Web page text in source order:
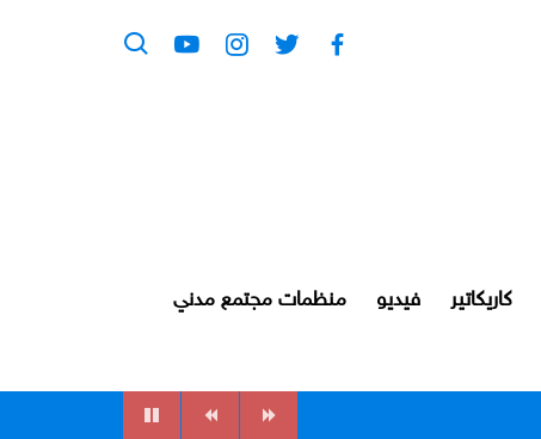
كاريكاتير فيديو منظمات مجتمع مدني